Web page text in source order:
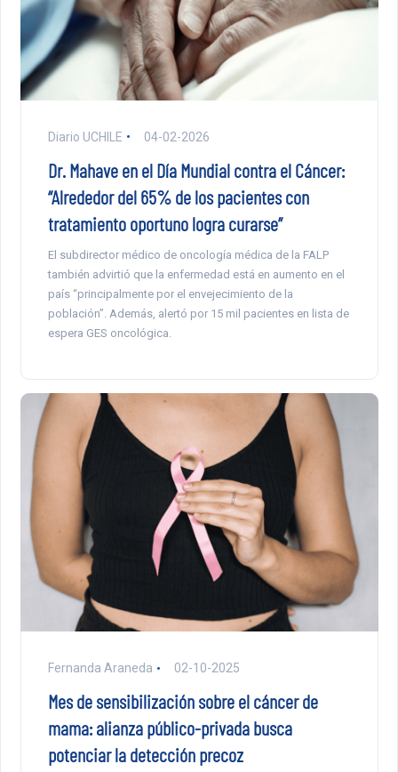
Diario UCHILE 04-02-2026
Dr. Mahave en el Día Mundial contra el Cáncer:
“Alrededor del 65% de los pacientes con
tratamiento oportuno logra curarse”
El subdirector médico de oncología médica de la FALP
también advirtió que la enfermedad está en aumento en el
país “principalmente por el envejecimiento de la
población”. Además, alertó por 15 mil pacientes en lista de
espera GES oncológica.
Fernanda Araneda 02-10-2025
Mes de sensibilización sobre el cáncer de
mama: alianza público-privada busca
potenciar la detección precoz